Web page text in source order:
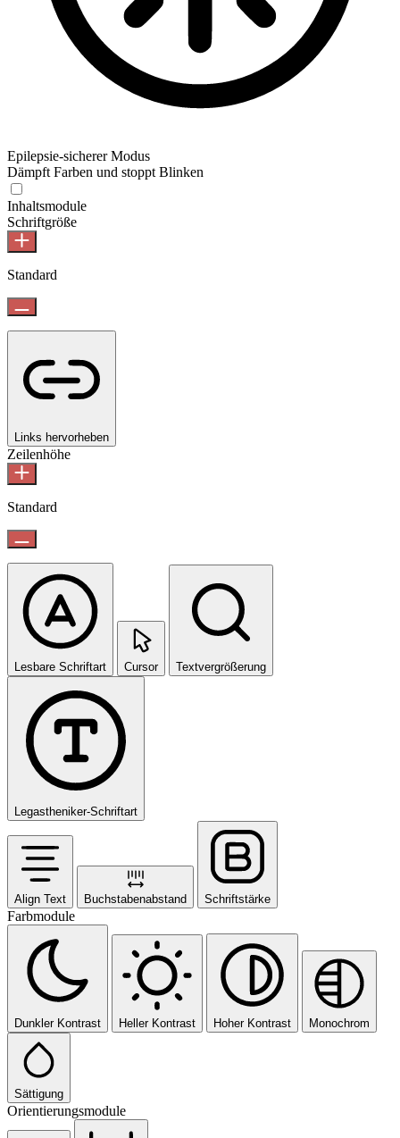
Epilepsie-sicherer Modus
Dämpft Farben und stoppt Blinken
Inhaltsmodule
Schriftgröße
Standard
Links hervorheben
Zeilenhöhe
Standard
Lesbare Schriftart Cursor Textvergrößerung
Legastheniker-Schriftart
Align Text Buchstabenabstand Schriftstärke
Farbmodule
Dunkler Kontrast Heller Kontrast Hoher Kontrast Monochrom
Sättigung
Orientierungsmodule